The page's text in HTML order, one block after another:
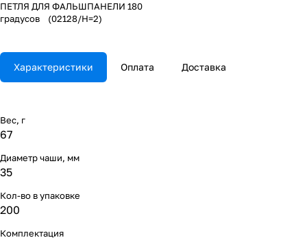
ПЕТЛЯ ДЛЯ ФАЛЬШПАНЕЛИ 180
градусов (02128/H=2)
Характеристики Оплата Доставка
Вес, г
67
Диаметр чаши, мм
35
Кол-во в упаковке
200
Комплектация